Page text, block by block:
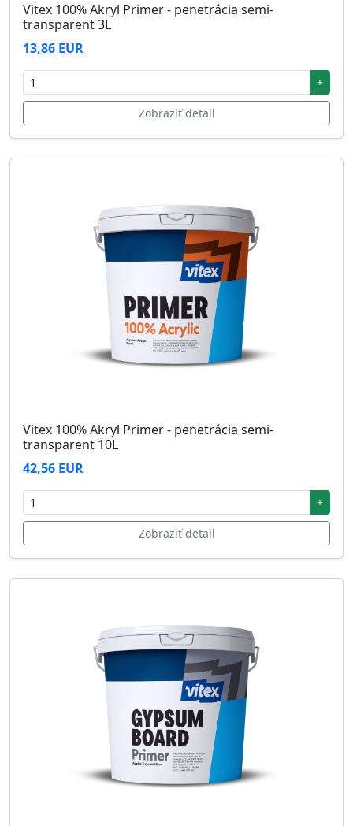
Vitex 100% Akryl Primer - penetrácia semi-
transparent 3L
13,86 EUR
+
Zobraziť detail
Vitex 100% Akryl Primer - penetrácia semi-
transparent 10L
42,56 EUR
+
Zobraziť detail